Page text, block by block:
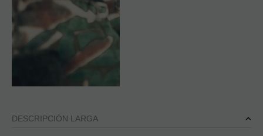
DESCRIPCIÓN LARGA